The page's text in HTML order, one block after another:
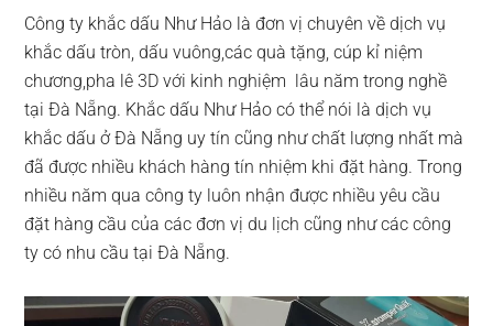
Công ty khắc dấu Như Hảo là đơn vị chuyên về dịch vụ
khắc dấu tròn, dấu vuông,các quà tặng, cúp kỉ niệm
chương,pha lê 3D với kinh nghiệm lâu năm trong nghề
tại Đà Nẵng. Khắc dấu Như Hảo có thể nói là dịch vụ
khắc dấu ở Đà Nẵng uy tín cũng như chất lượng nhất mà
đã được nhiều khách hàng tín nhiệm khi đặt hàng. Trong
nhiều năm qua công ty luôn nhận được nhiều yêu cầu
đặt hàng cầu của các đơn vị du lịch cũng như các công
ty có nhu cầu tại Đà Nẵng.